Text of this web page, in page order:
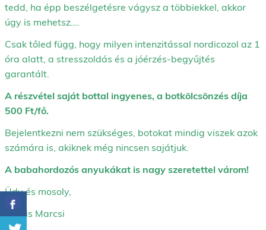
tedd, ha épp beszélgetésre vágysz a többiekkel, akkor
úgy is mehetsz….
Csak tőled függ, hogy milyen intenzitással nordicozol az 1
óra alatt, a stresszoldás és a jóérzés-begyűjtés
garantált.
A részvétel saját bottal ingyenes, a botkölcsönzés díja
500 Ft/fő.
Bejelentkezni nem szükséges, botokat mindig viszek azok
számára is, akiknek még nincsen sajátjuk.
A babahordozós anyukákat is nagy szeretettel várom!
Üdv és mosoly,
Kocsis Marcsi